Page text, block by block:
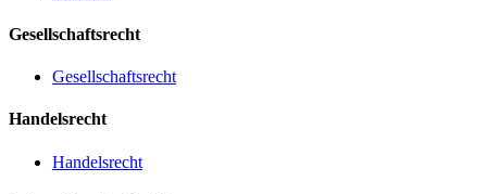
Gesellschaftsrecht
Gesellschaftsrecht
Handelsrecht
Handelsrecht